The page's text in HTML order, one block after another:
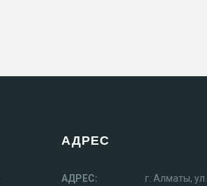
АДРЕС
АДРЕС: г. Алматы,